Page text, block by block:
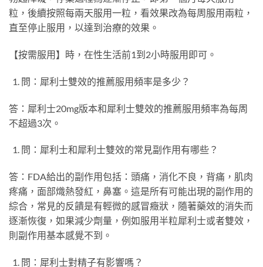
粒，後續按照每兩天服用一粒，看效果改為每周服用兩粒，
直至停止服用，以達到治療的效果。
【按需服用】時，在性生活前1到2小時服用即可。
問：犀利士雙效的推薦服用頻率是多少？
答：犀利士20mg版本和犀利士雙效的推薦服用頻率為每周
不超過3次。
問：犀利士和犀利士雙效的常見副作用有哪些？
答：FDA給出的副作用包括：頭痛，消化不良，背痛，肌肉
疼痛，面部熾熱發紅，鼻塞。這是所有可能出現的副作用的
綜合，常見的反饋是有輕微的感冒癥狀，隨著藥效的消失而
逐漸恢復，如果減少劑量，例如服用半粒犀利士或者雙效，
則副作用基本感覺不到。
問：犀利士對精子有影響嗎？